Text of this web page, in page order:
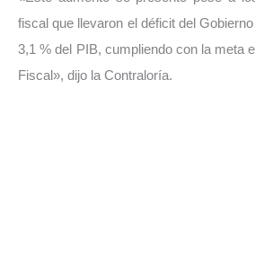
fiscal que llevaron el déficit del
3,1 % del PIB, cumpliendo con la meta
Fiscal», dijo la Contraloría.